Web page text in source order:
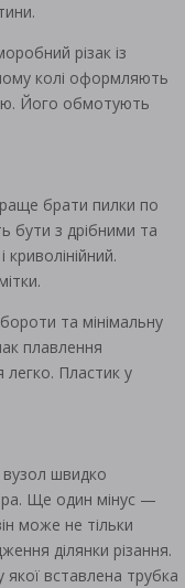
різак із
колі оформляють
Його обмотують
брати пилки по
бути з дрібними та
та мінімальну
плавлення
Пластик у
швидко
Ще один мінус —
може не тільки
ділянки різання.
вставлена ​​трубка